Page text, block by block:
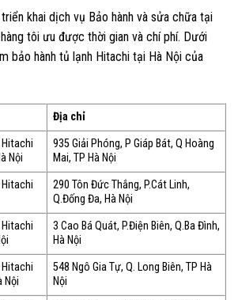
khai dịch vụ Bảo hành và sửa chữa tại
tôi ưu được thời gian và chí phí. Dưới
bảo hành tủ lạnh Hitachi tại Hà Nội của
Địa chỉ
Nội
935 Giải Phóng, P Giáp Bát, Q Hoàng
Mai, TP Hà Nội
290 Tôn Đức Thắng, P.Cát Linh,
Q.Đống Đa, Hà Nội
3 Cao Bá Quát, P.Điện Biên, Q.Ba Đình,
Hà Nội
Nội
548 Ngô Gia Tự, Q. Long Biên, TP Hà
Nội